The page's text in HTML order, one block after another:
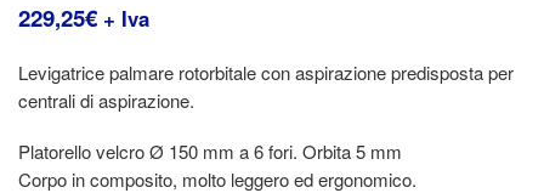
229,25€ + Iva
Levigatrice palmare rotorbitale con aspirazione predisposta per
centrali di aspirazione.
Platorello velcro Ø 150 mm a 6 fori. Orbita 5 mm
Corpo in composito, molto leggero ed ergonomico.